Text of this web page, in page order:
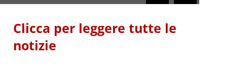
Clicca per leggere tutte le
notizie